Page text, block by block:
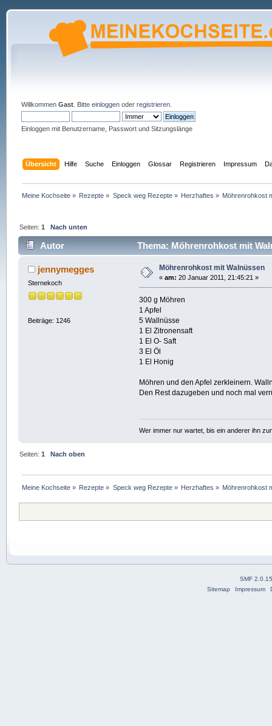
Willkommen Gast. Bitte einloggenoder registrieren.
Einloggen mit Benutzername, Passwort und Sitzungslänge
Übersicht Hilfe Suche Einloggen Glossar Registrieren Impressum
Meine Kochseite » Rezepte » Speck weg Rezepte» Herzhaftes » Möhrenrohkost
Seiten:1 Nach unten
Autor Thema: Möhrenrohkost mit
jennymegges
Sternekoch
Beiträge: 1246
Möhrenrohkost mit Walnüssen
« am: 20 Januar 2011, 21:45:21 »
300 g Möhren
1 Apfel
5 Wallnüsse
1 El Zitronensaft
1 El O- Saft
3 El Öl
1 El Honig
Möhren und den Apfel zerkleinern.
Den Rest dazugeben und noch mal
Wer immer nur wartet, bis ein anderer ihn
Seiten:1 Nach oben
Meine Kochseite » Rezepte » Speck weg Rezepte» Herzhaftes » Möhrenrohkost
SMF
Sitemap
Impressum